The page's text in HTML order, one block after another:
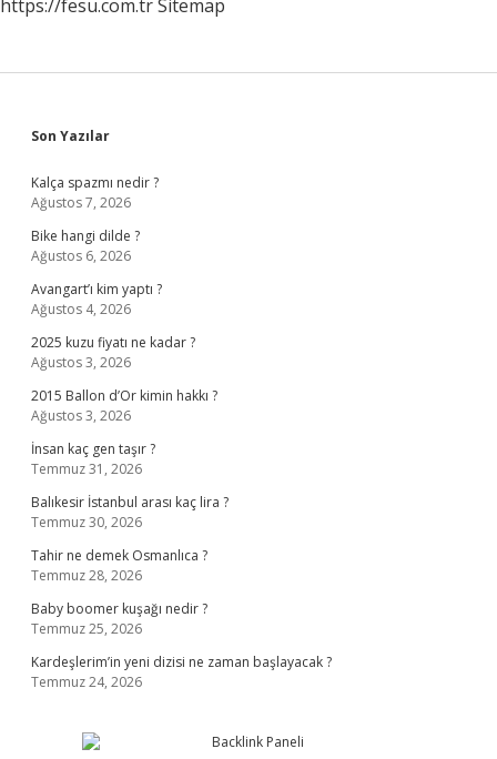
https://fesu.com.trSitemap
Sidebar
Son Yazılar
Kalça spazmı nedir ?
Ağustos 7, 2026
Bike hangi dilde ?
Ağustos 6, 2026
Avangart’ı kim yaptı ?
Ağustos 4, 2026
2025 kuzu fiyatı ne kadar ?
Ağustos 3, 2026
2015 Ballon d’Or kimin hakkı ?
Ağustos 3, 2026
İnsan kaç gen taşır ?
Temmuz 31, 2026
Balıkesir İstanbul arası kaç lira ?
Temmuz 30, 2026
Tahir ne demek Osmanlıca ?
Temmuz 28, 2026
Baby boomer kuşağı nedir ?
Temmuz 25, 2026
Kardeşlerim’in yeni dizisi ne zaman başlayacak ?
Temmuz 24, 2026